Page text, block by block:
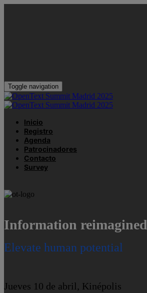
Toggle navigation
Inicio
Registro
Agenda
Patrocinadores
Contacto
Survey
Information reimagined
Elevate human potential
Jueves 10 de abril, Kinépolis